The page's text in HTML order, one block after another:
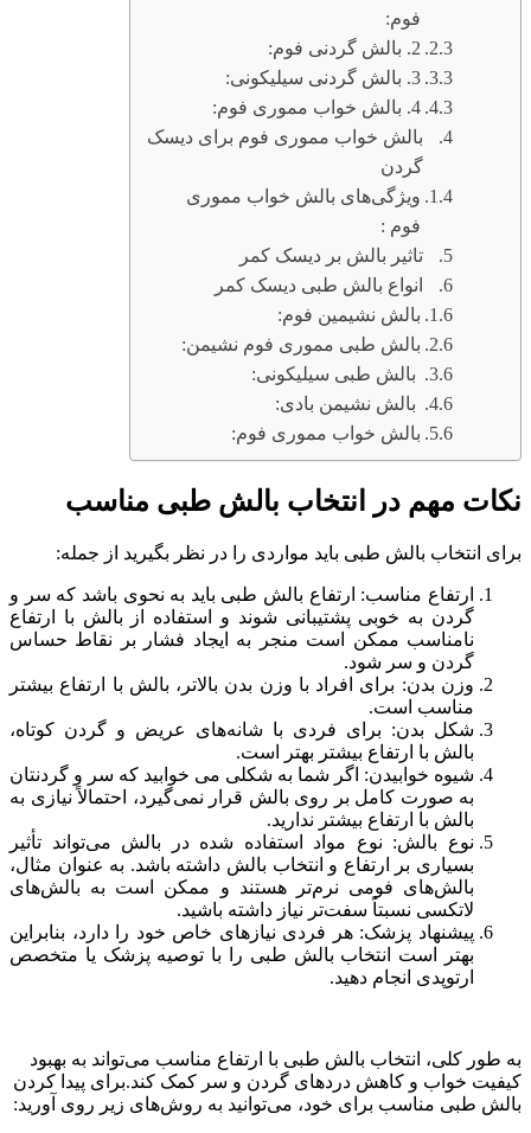
فوم:
2. بالش گردنی فوم:
3. بالش گردنی سیلیکونی:
4. بالش خواب مموری فوم:
بالش خواب مموری فوم برای دیسک
گردن
ویژگی‌های بالش خواب مموری
فوم :
تاثیر بالش بر دیسک کمر
انواع بالش طبی دیسک کمر
بالش نشیمین فوم:
بالش طبی مموری فوم نشیمن:
بالش طبی سیلیکونی:
بالش نشیمن بادی:
بالش خواب مموری فوم:
نکات مهم در انتخاب بالش طبی مناسب
برای انتخاب بالش طبی باید مواردی را در نظر بگیرید از جمله:
ارتفاع مناسب: ارتفاع بالش طبی باید به نحوی باشد که سر و
گردن به خوبی پشتیبانی شوند و استفاده از بالش با ارتفاع
نامناسب ممکن است منجر به ایجاد فشار بر نقاط حساس
گردن و سر شود.
وزن بدن: برای افراد با وزن بدن بالاتر، بالش با ارتفاع بیشتر
مناسب است.
شکل بدن: برای فردی با شانه‌های عریض و گردن کوتاه،
بالش با ارتفاع بیشتر بهتر است.
شیوه خوابیدن: اگر شما به شکلی می خوابید که سر و گردنتان
به صورت کامل بر روی بالش قرار نمی‌گیرد، احتمالاً نیازی به
بالش با ارتفاع بیشتر ندارید.
نوع بالش: نوع مواد استفاده شده در بالش می‌تواند تأثیر
بسیاری بر ارتفاع و انتخاب بالش داشته باشد. به عنوان مثال،
بالش‌های فومی نرم‌تر هستند و ممکن است به بالش‌های
لاتکسی نسبتاً سفت‌تر نیاز داشته باشید.
پیشنهاد پزشک: هر فردی نیازهای خاص خود را دارد، بنابراین
بهتر است انتخاب بالش طبی را با توصیه پزشک یا متخصص
ارتوپدی انجام دهید.
به طور کلی، انتخاب بالش طبی با ارتفاع مناسب می‌تواند به بهبود
کیفیت خواب و کاهش درد‌های گردن و سر کمک کند.برای پیدا کردن
بالش طبی مناسب برای خود، می‌توانید به روش‌های زیر روی آورید: